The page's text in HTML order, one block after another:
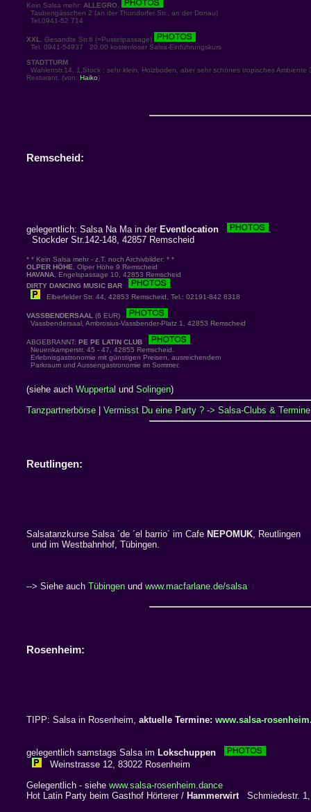
Kein Salsa mehr: ALLEGRO
Taubengässchen 2 (an der Thundorfer Str., an der Donau)
Tel.0941-52 714
XXL
, Gesandte Str.6 (=Pustetpassage)
Tel. 0941-54937 20.00 kostenloser Salsa-Einführungskurs
STADTTURM
Wahlenstr.14, 1.Stock ; sehr klein, Holzboden, aber sehr schönes tropisches
Resturant. (von: Haiko)
Remscheid:
gelegentlich: Salsa Na Ma in der Eventlocation
.
Stockder Str.142-148, 42857 Remscheid
* * Kein Salsa mehr - z.T. noch Archivbilder: * *
OLPER HÖHE, Olper Höhe 9 Remscheid
HAVANA, Engelspassage 10, 42853 Remscheid
DIRTY DANCING MUSIC BAR
.
Elberfelder Str. 44, 42853 Remscheid, Tel.: 02191-842 8318
VASSBENDERSAAL (6 EUR)
.
Vassbendersaal, Ambrosius-Vassbender-Platz 1, 42853 Remscheid
ABGEBRANNT: PE PE LATIN CLUB
.
Neuenkamperstr. 45 - 47, 42855 Remscheid.
Erlebnisgastronomie mit günstigen Preisen, ausreichendem
Parkraum und Aussengastronomie im Sommer.
(siehe auch Wuppertal und Solingen)
Tanzpartnerbörse
Vermisst Du eine Party ? -> Salsa-Clubs &
Reutlingen:
Salsatanzkurse Salsa ´de ´el barrio´ im Cafe NEPOMUK , Reutlingen
und im Westbahnhof, Tübingen.
--> Siehe auch Tübingen und www.macfarlane.de/salsa
Rosenheim:
TIPP: Salsa in Rosenheim, aktuelle Termine: www.salsa-
gelegentlich samstags Salsa im Lokschuppen
Weinstrasse 12, 83022 Rosenheim
Gelegentlich - siehe www.salsa-rosenheim.dance
Hot Latin Party beim Gasthof Hörterer / Hammerwirt
Schmiedestr.